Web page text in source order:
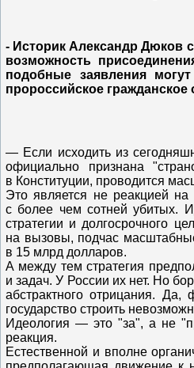
- Историк Александр Дюков
возможность
подобные заявления
пророссийское
— Если исходить из
официально признана
в Конституции, проводится
Это является не реакцией на
с более чем сотней убитых.
стратегии и долгосрочного
на вызовы, подчас
в 15 млрд долларов.
А между тем стратегия
и задач. У России их нет. Но
абстрактного отрицания.
государство строить
Идеология — это "за", а не
реакция.
Естественной и вполне